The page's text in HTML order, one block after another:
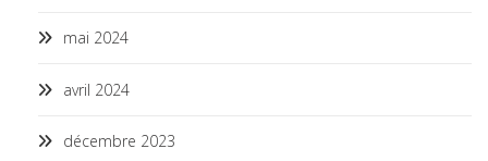
mai 2024
avril 2024
décembre 2023